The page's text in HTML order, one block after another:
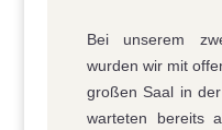
Bei unserem
wurden wir mit
großen Saal in
warteten bereits